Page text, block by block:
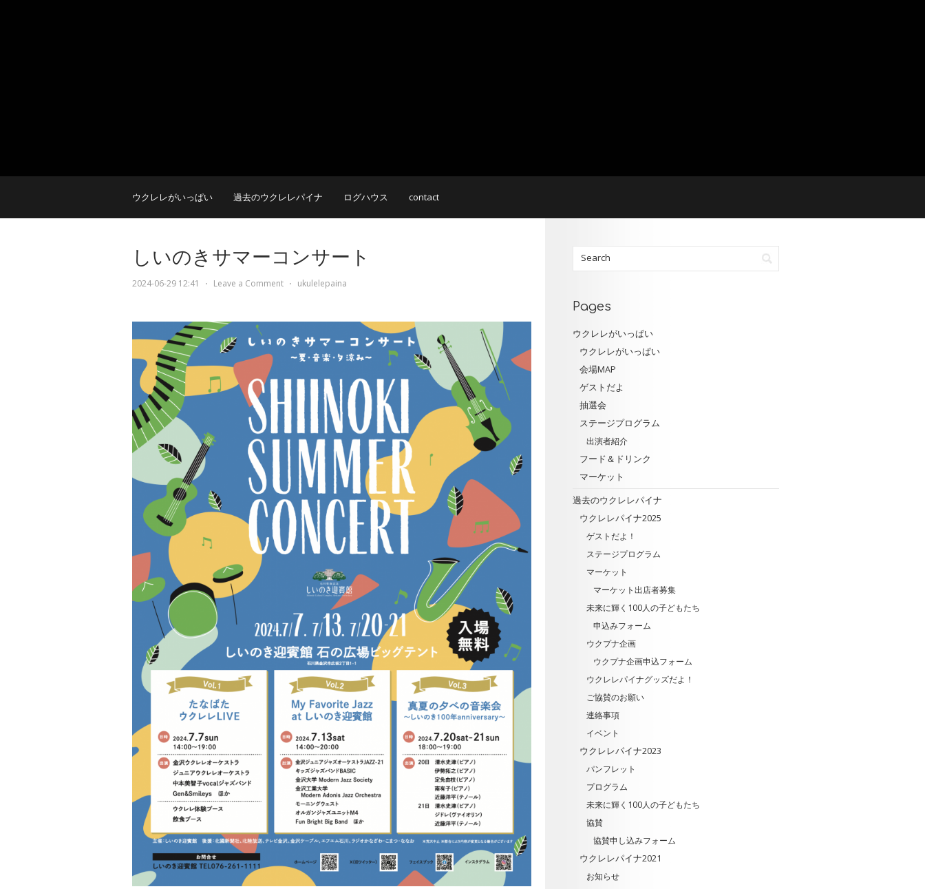
ウクレレがいっぱい 過去のウクレレパイナ ログハウス contact
しいのきサマーコンサート
2024-06-29 12:41 ⋅ Leave a Comment ⋅ ukulelepaina
Pages
ウクレレがいっぱい
ウクレレがいっぱい
会場MAP
ゲストだよ
抽選会
ステージプログラム
出演者紹介
フード＆ドリンク
マーケット
過去のウクレレパイナ
ウクレレパイナ2025
ゲストだよ！
ステージプログラム
マーケット
マーケット出店者募集
未来に輝く100人の子どもたち
申込みフォーム
ウクプナ企画
ウクプナ企画申込フォーム
ウクレレパイナグッズだよ！
ご協賛のお願い
連絡事項
イベント
ウクレレパイナ2023
パンフレット
プログラム
未来に輝く100人の子どもたち
協賛
協賛申し込みフォーム
ウクレレパイナ2021
お知らせ